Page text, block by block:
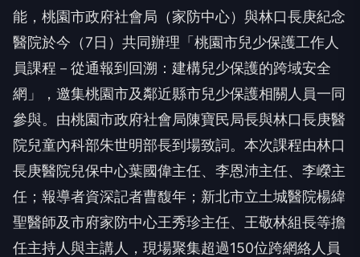
能，桃園市政府社會局（家防中心）與林口長庚紀念
醫院於今（7日）共同辦理「桃園市兒少保護工作人
員課程－從通報到回溯：建構兒少保護的跨域安全
網」，邀集桃園市及鄰近縣市兒少保護相關人員一同
參與。由桃園市政府社會局陳寶民局長與林口長庚醫
院兒童內科部朱世明部長到場致詞。本次課程由林口
長庚醫院兒保中心葉國偉主任、李恩沛主任、李嶸主
任；報導者資深記者曹馥年；新北市立土城醫院楊緯
聖醫師及市府家防中心王秀珍主任、王敬林組長等擔
任主持人與主講人，現場聚集超過150位跨網絡人員